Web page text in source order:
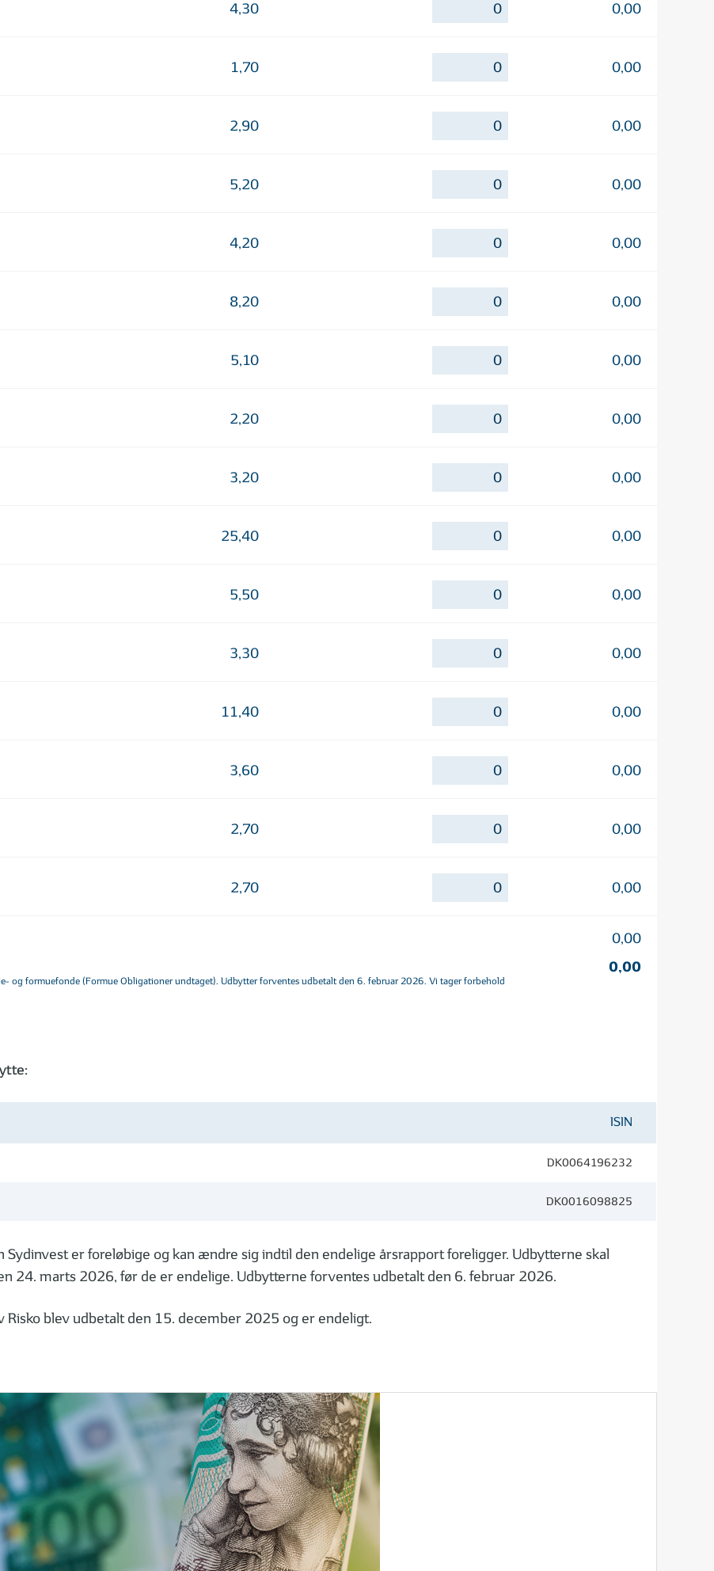
4,30 0,00
1,70 0,00
2,90 0,00
5,20 0,00
4,20 0,00
8,20 0,00
5,10 0,00
2,20 0,00
3,20 0,00
25,40 0,00
5,50 0,00
3,30 0,00
11,40 0,00
3,60 0,00
2,70 0,00
2,70 0,00
0,00
og formuefonde (Formue Obligationer undtaget). Udbytter forventes udbetalt den 6. februar 2026. Vi tager forbehold
0,00
ISIN
DK0064196232
DK0016098825
er foreløbige og kan ændre sig indtil den endelige årsrapport foreligger. Udbytterne skal
24. marts 2026, før de er endelige. Udbytterne forventes udbetalt den 6. februar 2026.
blev udbetalt den 15. december 2025 og er endeligt.